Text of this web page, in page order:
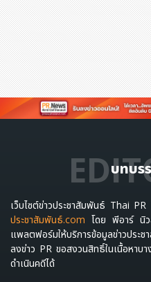
บทบร
เว็บไซต์ข่าวประชาสัมพันธ์ Thai
ประชาสัมพันธ์.com โดย พีอาร์ นิ
แพลตฟอร์มให้บริการข้อมูลข่าวประ
ลงข่าว PR ขอสงวนสิทธิ์ในเนื้อหาบ
ดำเนินคดีได้